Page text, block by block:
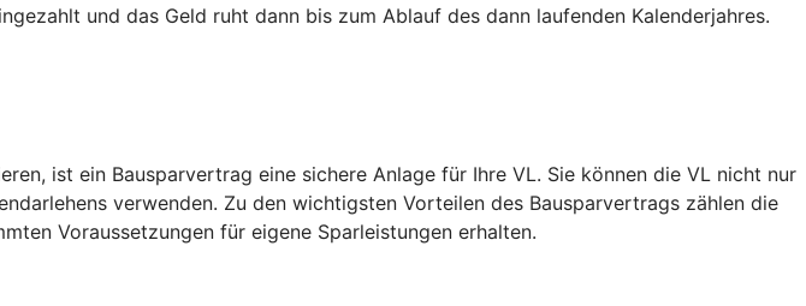
und das Geld ruht dann bis zum Ablauf des dann laufenden Kalenderjahres.
ist ein Bausparvertrag eine sichere Anlage für Ihre VL. Sie können die VL nicht nur
verwenden. Zu den wichtigsten Vorteilen des Bausparvertrags zählen die
Voraussetzungen für eigene Sparleistungen erhalten.